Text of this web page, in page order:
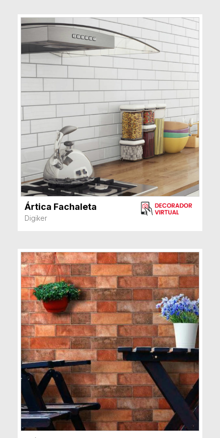
Ártica Fachaleta
Digiker